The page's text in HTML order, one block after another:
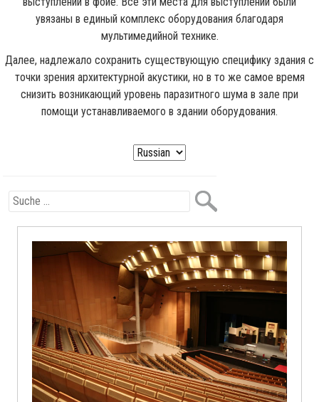
увязаны в единый комплекс оборудования благодаря
мультимедийной технике.
Далее, надлежало сохранить существующую специфику здания с
точки зрения архитектурной акустики, но в то же самое время
снизить возникающий уровень паразитного шума в зале при
помощи устанавливаемого в здании оборудования.